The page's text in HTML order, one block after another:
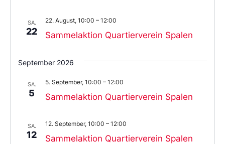
SA.
22 Sammelaktion Quartierverein Spalen
22. August, 10:00 – 12:00
September 2026
SA.
5 Sammelaktion Quartierverein Spalen
5. September, 10:00 – 12:00
SA.
12 Sammelaktion Quartierverein Spalen
12. September, 10:00 – 12:00